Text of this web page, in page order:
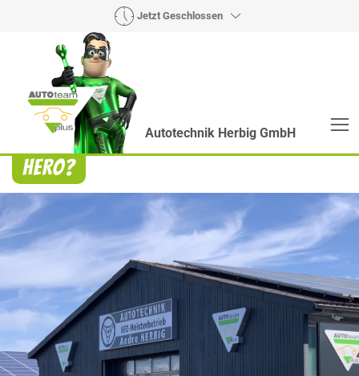
Jetzt Geschlossen
Autotechnik Herbig GmbH
Heroes? Findet man bei uns!
Wie auch wir bringen Handmaker Herby, Rollin‘
Robby und Engineering Esy mit ihrer Superpower
jeden Wagen wieder auf die Bahn.
hier